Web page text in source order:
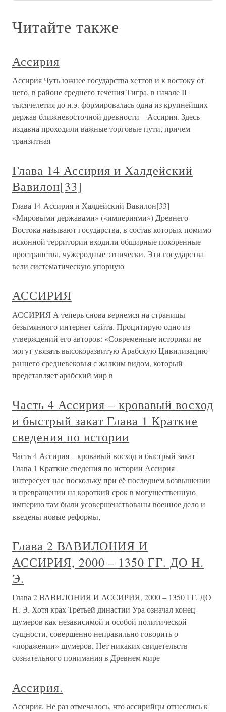
Читайте также
Ассирия
Ассирия Чуть южнее государства хеттов и к востоку от
него, в районе среднего течения Тигра, в начале II
тысячелетия до н.э. формировалась одна из крупнейших
держав ближневосточной древности – Ассирия. Здесь
издавна проходили важные торговые пути, причем
транзитная
Глава 14 Ассирия и Халдейский
Вавилон[33]
Глава 14 Ассирия и Халдейский Вавилон[33]
«Мировыми державами» («империями») Древнего
Востока называют государства, в состав которых помимо
исконной территории входили обширные покоренные
пространства, чужеродные этнически. Эти государства
вели систематическую упорную
АССИРИЯ
АССИРИЯ А теперь снова вернемся на страницы
безымянного интернет-сайта. Процитирую одно из
утверждений его авторов: «Современные историки не
могут увязать высокоразвитую Арабскую Цивилизацию
раннего средневековья с жалким видом, который
представляет арабский мир в
Часть 4 Ассирия – кровавый восход
и быстрый закат Глава 1 Краткие
сведения по истории
Часть 4 Ассирия – кровавый восход и быстрый закат
Глава 1 Краткие сведения по истории Ассирия
интересует нас поскольку при её последнем возвышении
и превращении на короткий срок в могущественную
империю там были усовершенствованы военное дело и
введены новые реформы,
Глава 2 ВАВИЛОНИЯ И
АССИРИЯ, 2000 – 1350 ГГ. ДО Н.
Э.
Глава 2 ВАВИЛОНИЯ И АССИРИЯ, 2000 – 1350 ГГ. ДО
Н. Э. Хотя крах Третьей династии Ура означал конец
шумеров как независимой и особой политической
сущности, совершенно неправильно говорить о
«поражении» шумеров. Нет никаких свидетельств
сознательного понимания в Древнем мире
Ассирия.
Ассирия. Не раз отмечалось, что ассирийцы отнеслись к